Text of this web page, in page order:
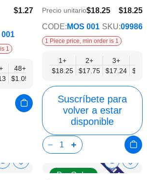
deseos
$1.27
$1.05
001
1
48+
$1.05
$18.25
$14.20
Precio unitario$18.25
CODE: MOS 001 SKU:09986
1 Piece price, min order is 1
1+
$18.25
2+
$17.75
3+
$17.24
Suscríbete para
volver a estar
disponible
ShowAñadir
Pre Order
Show